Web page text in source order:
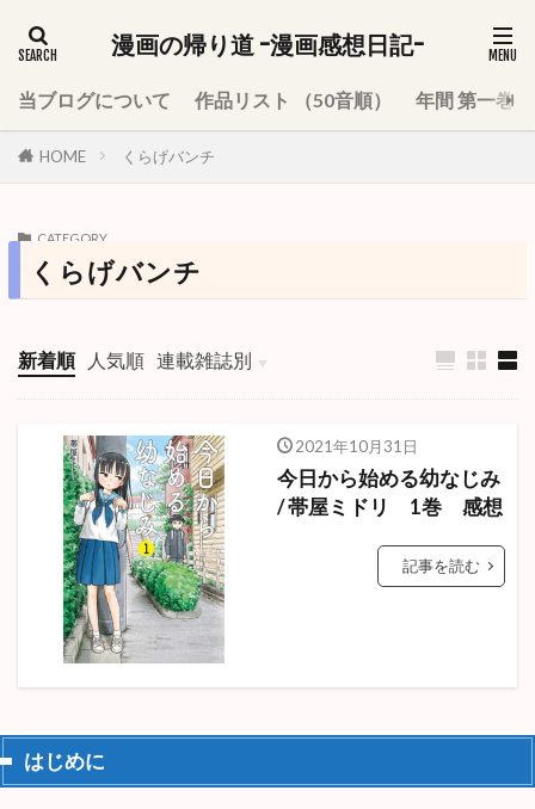
漫画の帰り道 -漫画感想日記-
当ブログについて 作品リスト （50音順） 年間 第一巻
HOME くらげバンチ
CATEGORY
くらげバンチ
新着順 人気順 連載雑誌別
週刊少年ジャンプ
少年ジャンプ＋
週刊少年サンデー
週刊少年マガジン
週刊少年チャンピオン
週刊ヤングジャンプ
月刊少年ガンガン
モーニング
ハルタ
別冊少年マガジン
月刊アフタヌーン
2021年10月31日
今日から始める幼なじみ
/ 帯屋ミドリ 1巻 感想
記事を読む
はじめに